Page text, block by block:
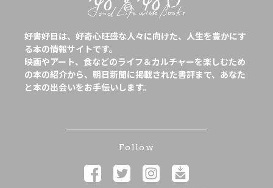
好書好日は、好奇心旺盛な人々に向けた、人生を豊かにす
る本の情報サイトです。
映画やアート、食などのライフ＆カルチャーを楽しむため
の本の紹介から、朝日新聞に掲載された書評まで、あなた
と本の出会いをお手伝いします。
Follow